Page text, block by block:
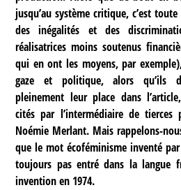
jusqu’au système critique, c’est
des inégalités et des
réalisatrices moins soutenus
qui en ont les moyens, par
gaze et politique, alors qu’ils
pleinement leur place dans
cités par l’intermédiaire de tierces
Noémie Merlant. Mais rappelons-
que le mot écoféminisme inventé par
toujours pas entré dans la langue
invention en 1974.